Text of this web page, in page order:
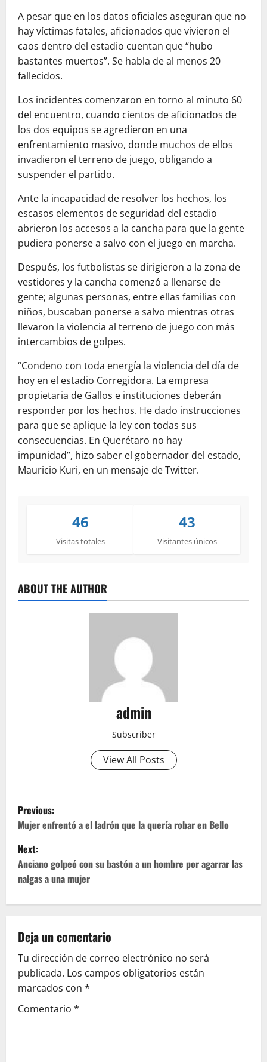
A pesar que en los datos oficiales aseguran que no
hay víctimas fatales, aficionados que vivieron el
caos dentro del estadio cuentan que “hubo
bastantes muertos”. Se habla de al menos 20
fallecidos.
Los incidentes comenzaron en torno al minuto 60
del encuentro, cuando cientos de aficionados de
los dos equipos se agredieron en una
enfrentamiento masivo, donde muchos de ellos
invadieron el terreno de juego, obligando a
suspender el partido.
Ante la incapacidad de resolver los hechos, los
escasos elementos de seguridad del estadio
abrieron los accesos a la cancha para que la gente
pudiera ponerse a salvo con el juego en marcha.
Después, los futbolistas se dirigieron a la zona de
vestidores y la cancha comenzó a llenarse de
gente; algunas personas, entre ellas familias con
niños, buscaban ponerse a salvo mientras otras
llevaron la violencia al terreno de juego con más
intercambios de golpes.
“Condeno con toda energía la violencia del día de
hoy en el estadio Corregidora. La empresa
propietaria de Gallos e instituciones deberán
responder por los hechos. He dado instrucciones
para que se aplique la ley con todas sus
consecuencias. En Querétaro no hay
impunidad”, hizo saber el gobernador del estado,
Mauricio Kuri, en un mensaje de Twitter.
46
Visitas totales
43
Visitantes únicos
ABOUT THE AUTHOR
admin
Subscriber
View All Posts
P
o
s
t
n
a
v
i
g
Previous:
Mujer enfrentó a el ladrón que la quería robar en Bello
Next:
Anciano golpeó con su bastón a un hombre por agarrar las
nalgas a una mujer
Deja un comentario
Tu dirección de correo electrónico no será
publicada. Los campos obligatorios están
marcados con *
Comentario *